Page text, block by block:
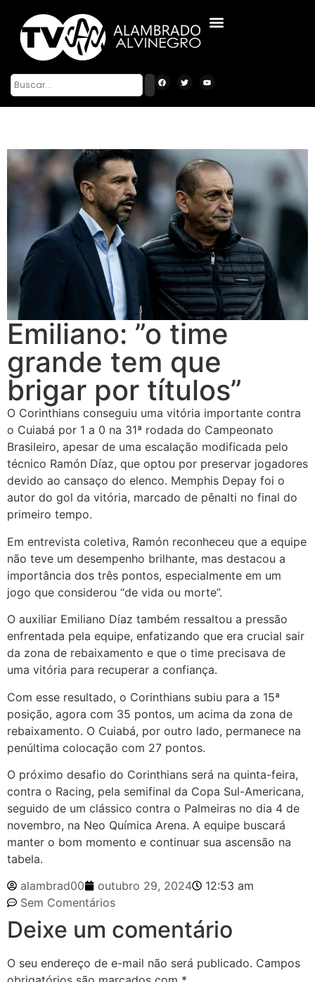
Emiliano: ”o time
grande tem que
brigar por títulos”
O Corinthians conseguiu uma vitória importante contra
o Cuiabá por 1 a 0 na 31ª rodada do Campeonato
Brasileiro, apesar de uma escalação modificada pelo
técnico Ramón Díaz, que optou por preservar jogadores
devido ao cansaço do elenco. Memphis Depay foi o
autor do gol da vitória, marcado de pênalti no final do
primeiro tempo.
Em entrevista coletiva, Ramón reconheceu que a equipe
não teve um desempenho brilhante, mas destacou a
importância dos três pontos, especialmente em um
jogo que considerou “de vida ou morte”.
O auxiliar Emiliano Díaz também ressaltou a pressão
enfrentada pela equipe, enfatizando que era crucial sair
da zona de rebaixamento e que o time precisava de
uma vitória para recuperar a confiança.
Com esse resultado, o Corinthians subiu para a 15ª
posição, agora com 35 pontos, um acima da zona de
rebaixamento. O Cuiabá, por outro lado, permanece na
penúltima colocação com 27 pontos.
O próximo desafio do Corinthians será na quinta-feira,
contra o Racing, pela semifinal da Copa Sul-Americana,
seguido de um clássico contra o Palmeiras no dia 4 de
novembro, na Neo Química Arena. A equipe buscará
manter o bom momento e continuar sua ascensão na
tabela.
alambrad00
outubro 29, 2024
12:53 am
Sem Comentários
Deixe um comentário
O seu endereço de e-mail não será publicado. Campos